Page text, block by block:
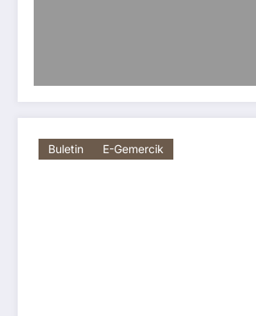
Buletin E-Gemercik